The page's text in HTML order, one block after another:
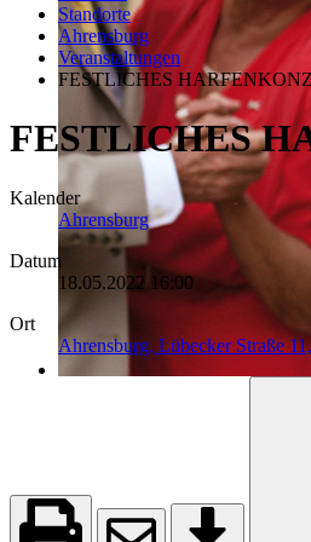
Standorte
Ahrensburg
Veranstaltungen
FESTLICHES
FESTLICHES
Kalender
Ahrensburg
Datum
18.05.2022 16:00
Ort
Ahrensburg, Lübecker Straße